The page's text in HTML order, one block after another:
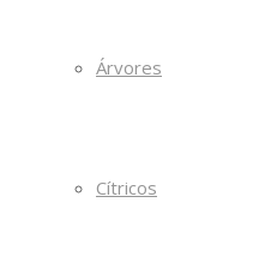
Árvores
Cítricos